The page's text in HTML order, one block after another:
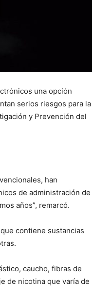
una opción
serios riesgos para la
y Prevención del
han
de administración de
años”, remarcó.
contiene sustancias
caucho, fibras de
de nicotina que varía de